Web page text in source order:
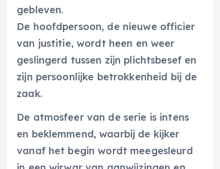
gebleven.
De hoofdpersoon, de nieuwe officier
van justitie, wordt heen en weer
geslingerd tussen zijn plichtsbesef en
zijn persoonlijke betrokkenheid bij de
zaak.
De atmosfeer van de serie is intens
en beklemmend, waarbij de kijker
vanaf het begin wordt meegesleurd